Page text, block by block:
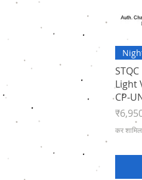
Light
CP-
मूल्य
कर शामिल